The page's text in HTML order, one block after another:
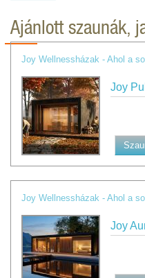
Ajánlott szaunák,
Joy Wellnessházak - Ahol a
Joy
Joy Wellnessházak - Ahol a
Joy